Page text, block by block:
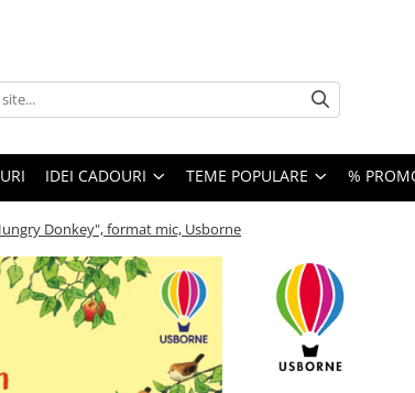
IDEI CADOURI TEME POPULARE %
Donkey", format mic, Usborne